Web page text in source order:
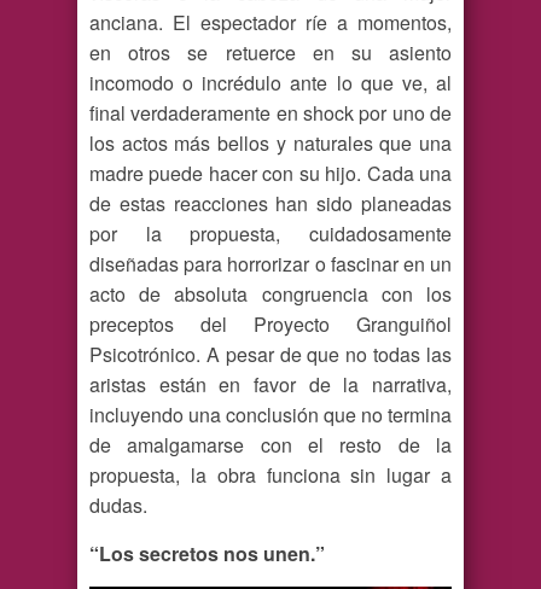
anciana. El espectador ríe a momentos,
en otros se retuerce en su asiento
incomodo o incrédulo ante lo que ve, al
final verdaderamente en shock por uno de
los actos más bellos y naturales que una
madre puede hacer con su hijo. Cada una
de estas reacciones han sido planeadas
por la propuesta, cuidadosamente
diseñadas para horrorizar o fascinar en un
acto de absoluta congruencia con los
preceptos del Proyecto Granguiñol
Psicotrónico. A pesar de que no todas las
aristas están en favor de la narrativa,
incluyendo una conclusión que no termina
de amalgamarse con el resto de la
propuesta, la obra funciona sin lugar a
dudas.
“Los secretos nos unen.”